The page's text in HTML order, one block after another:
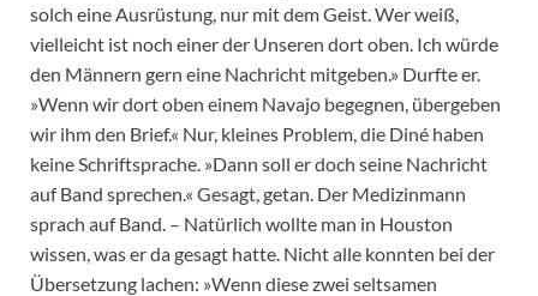
solch eine Ausrüstung, nur mit dem Geist. Wer weiß,
vielleicht ist noch einer der Unseren dort oben. Ich würde
den Männern gern eine Nachricht mitgeben.» Durfte er.
»Wenn wir dort oben einem Navajo begegnen, übergeben
wir ihm den Brief.« Nur, kleines Problem, die Diné haben
keine Schriftsprache. »Dann soll er doch seine Nachricht
auf Band sprechen.« Gesagt, getan. Der Medizinmann
sprach auf Band. – Natürlich wollte man in Houston
wissen, was er da gesagt hatte. Nicht alle konnten bei der
Übersetzung lachen: »Wenn diese zwei seltsamen